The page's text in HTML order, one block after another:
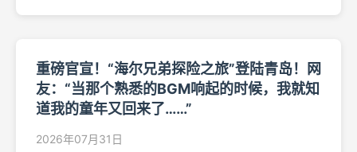
重磅官宣！“海尔兄弟探险之旅”登陆青岛！网
友：“当那个熟悉的BGM响起的时候，我就知
道我的童年又回来了……”
2026年07月31日